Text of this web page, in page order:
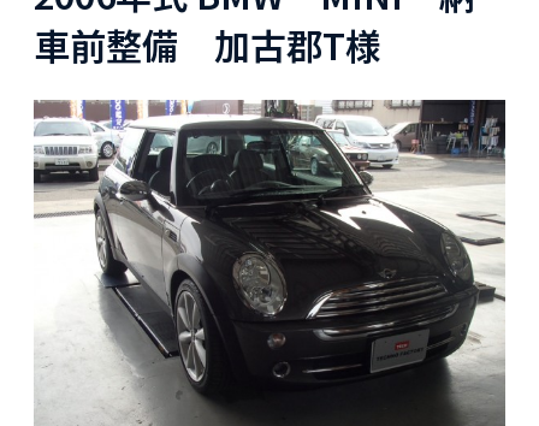
車前整備 加古郡T様